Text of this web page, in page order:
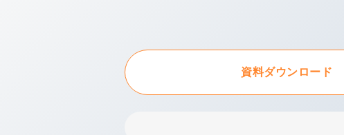
資料ダウンロード